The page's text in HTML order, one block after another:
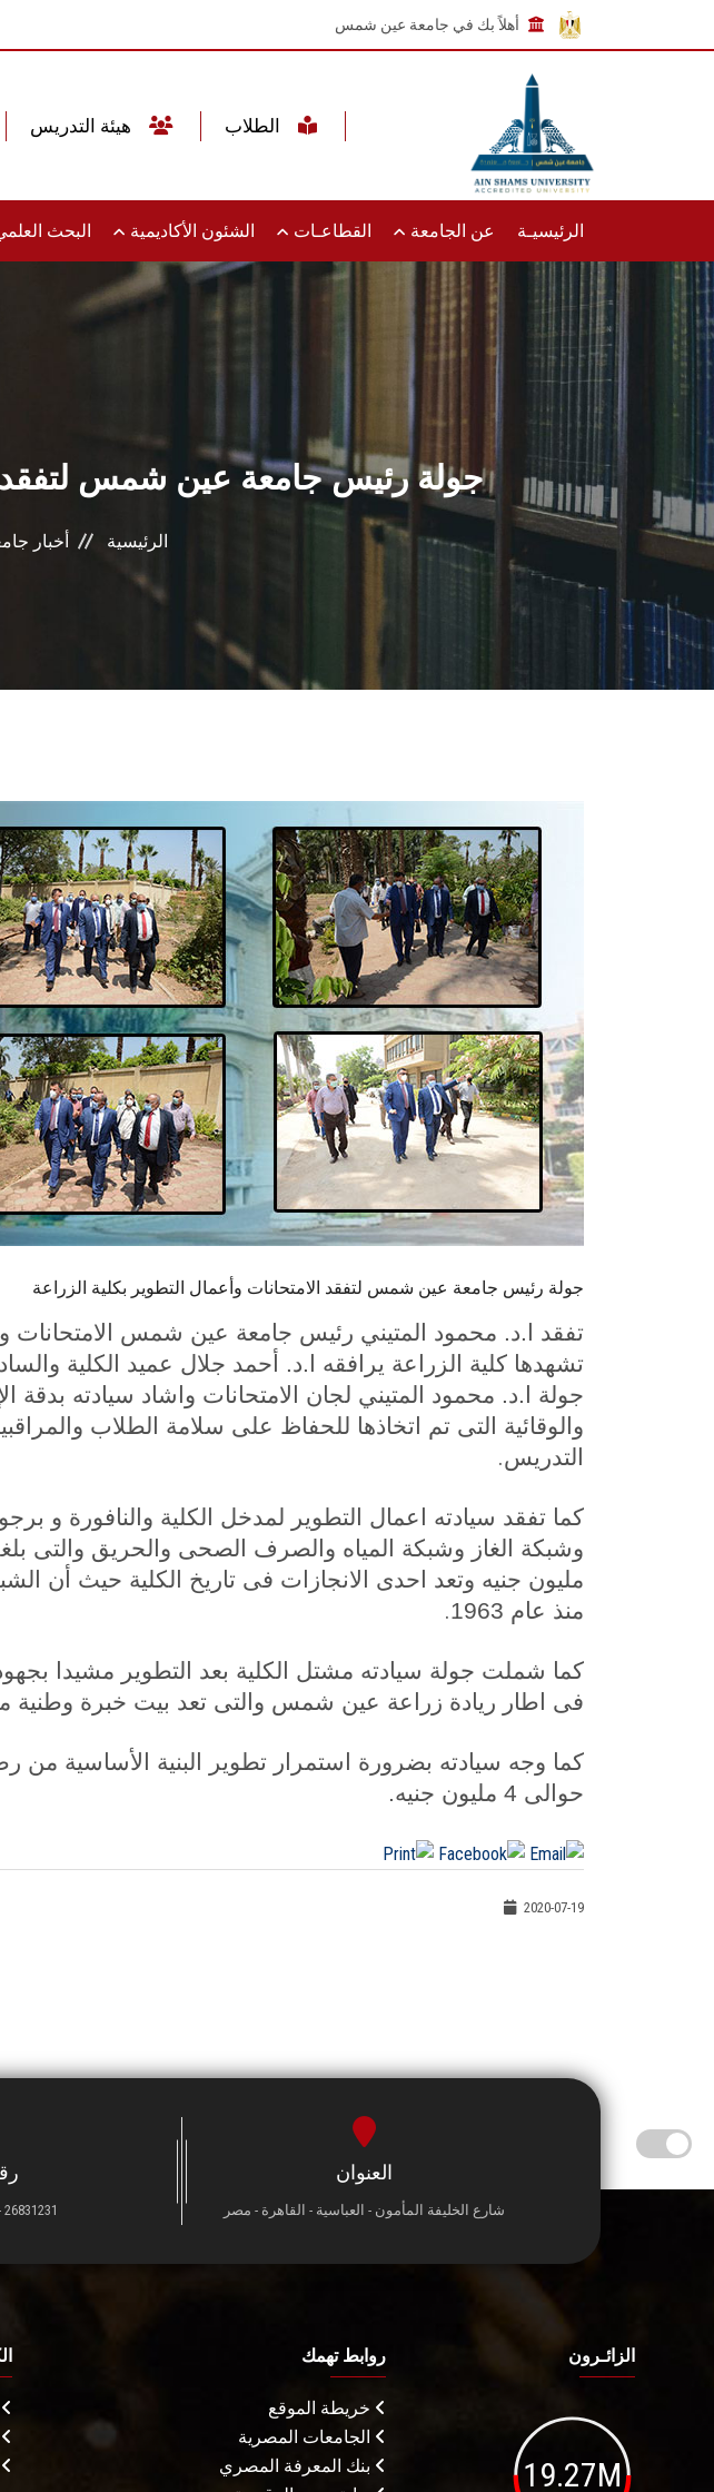
أهلاً بك في جامعة عين شمس
الرئيسيـة عن الجامعة القطاعـات الشئون الأكاديمية البحث
جولة رئيس جامعة عين شمس لتفقد
الرئيسية أخبار
جولة رئيس جامعة عين شمس لتفقد الامتحانات وأعمال التطوير بكلية الزراعة
تفقد ا.د. محمود المتيني رئيس جامعة عين شمس الامتحانات
تشهدها كلية الزراعة يرافقه ا.د. أحمد جلال عميد الكلية
جولة ا.د. محمود المتيني لجان الامتحانات واشاد سيادته بدقة
والوقائية التى تم اتخاذها للحفاظ على سلامة الطلاب
التدريس.
كما تفقد سيادته اعمال التطوير لمدخل الكلية والنافورة و
مليون جنيه وتعد احدى الانجازات فى تاريخ الكلية حيث أن
منذ عام 1963
.
كما شملت جولة سيادته مشتل الكلية بعد التطوير مشيدا بجهود
فى اطار ريادة زراعة عين شمس والتى تعد بيت خبرة وطنية
كما وجه سيادته بضرورة استمرار تطوير البنية الأساسية من
حوالى 4 مليون جنيه.
2020-07-19
العنوان
شارع الخليفة المأمون - العباسية - القاهرة - مصر 26831231 - 26831417 - 26831474
الزائـرون
19.27M
روابط تهمك
خريطة الموقع
الجامعات المصرية
بنك المعرفة المصري